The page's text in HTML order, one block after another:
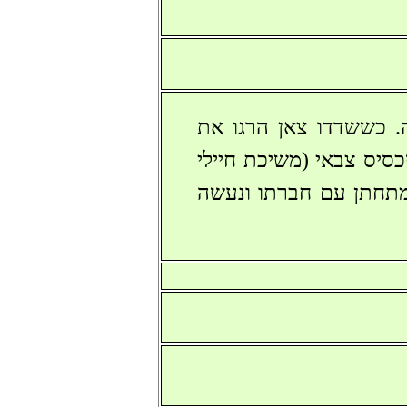
כששדדו צאן הרגו את
צבאי (משיכת חיילי
עם חברתו ונעשה